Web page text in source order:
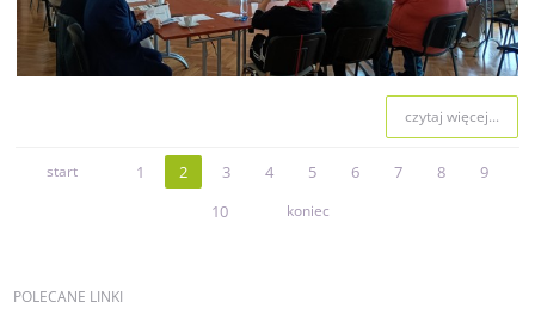
czytaj więcej...
start 1 2 3 4 5 6 7 8
9
10
koniec
POLECANE LINKI